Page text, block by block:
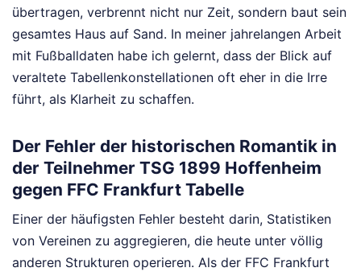
übertragen, verbrennt nicht nur Zeit, sondern baut sein
gesamtes Haus auf Sand. In meiner jahrelangen Arbeit
mit Fußballdaten habe ich gelernt, dass der Blick auf
veraltete Tabellenkonstellationen oft eher in die Irre
führt, als Klarheit zu schaffen.
Der Fehler der historischen Romantik in
der Teilnehmer TSG 1899 Hoffenheim
gegen FFC Frankfurt Tabelle
Einer der häufigsten Fehler besteht darin, Statistiken
von Vereinen zu aggregieren, die heute unter völlig
anderen Strukturen operieren. Als der FFC Frankfurt